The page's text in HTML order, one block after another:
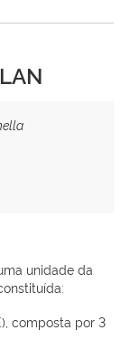
unidade da
composta por 3